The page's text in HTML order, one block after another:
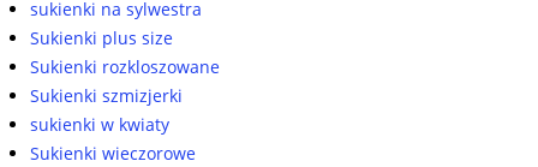
sukienki na sylwestra
Sukienki plus size
Sukienki rozkloszowane
Sukienki szmizjerki
sukienki w kwiaty
Sukienki wieczorowe